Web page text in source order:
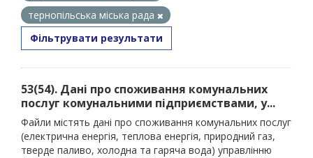
тернопільська міська рада
Фільтрувати результати
53(54). Дані про споживання комунальних
послуг комунальними підприємствами, у...
Файли містять дані про споживання комунальних послуг
(електрична енергія, теплова енергія, природний газ,
тверде паливо, холодна та гаряча вода) управлінню